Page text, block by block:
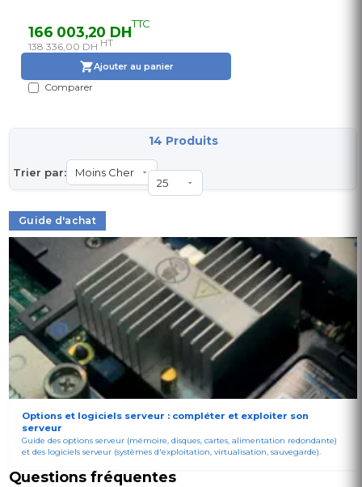
166 003,20 DHTTC
138 336,00 DH HT
Ajouter au panier
Comparer
Trier par:
14 Produits
Guide d'achat
Options et logiciels serveur : compléter et exploiter son
serveur
Guide des options serveur (mémoire, disques, cartes, alimentation redondante)
et des logiciels serveur (systèmes d'exploitation, virtualisation, sauvegarde).
Questions fréquentes